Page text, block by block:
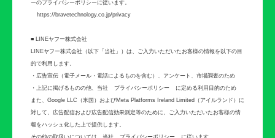
ーのプライバシーポリシーに従います。
https://bravetechnology.co.jp/privacy
■ LINEヤフー株式会社
LINEヤフー株式会社（以下「当社」）は、ご入力いただいたお客様の情報を以下の目
的で利用します。
・広告宣伝（電子メール・電話によるものを含む）、アンケート、市場調査のため
・上記に掲げるものの他、当社
プライバシーポリシー
に定める利用目的のため
また、Google LLC（米国）およびMeta Platforms Ireland Limited（アイルランド）に
対して、広告配信および広告配信効果測定等のために、ご入力いただいたお客様の情
報をハッシュ化した上で提供します。